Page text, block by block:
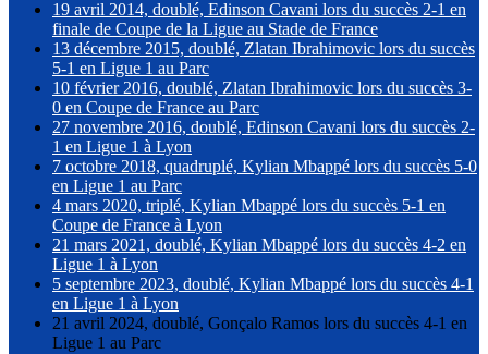
19 avril 2014, doublé, Edinson Cavani lors du succès 2-1 en
finale de Coupe de la Ligue au Stade de France
13 décembre 2015, doublé, Zlatan Ibrahimovic lors du succès
5-1 en Ligue 1 au Parc
10 février 2016, doublé, Zlatan Ibrahimovic lors du succès 3-
0 en Coupe de France au Parc
27 novembre 2016, doublé, Edinson Cavani lors du succès 2-
1 en Ligue 1 à Lyon
7 octobre 2018, quadruplé, Kylian Mbappé lors du succès 5-0
en Ligue 1 au Parc
4 mars 2020, triplé, Kylian Mbappé lors du succès 5-1 en
Coupe de France à Lyon
21 mars 2021, doublé, Kylian Mbappé lors du succès 4-2 en
Ligue 1 à Lyon
5 septembre 2023, doublé, Kylian Mbappé lors du succès 4-1
en Ligue 1 à Lyon
21 avril 2024, doublé, Gonçalo Ramos lors du succès 4-1 en
Ligue 1 au Parc